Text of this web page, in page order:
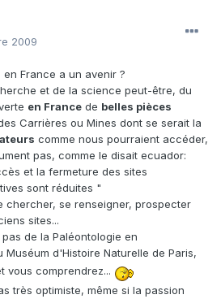
2009
France a un avenir ?
et de la science peut-être, du
en France de belles pièces
Carrières ou Mines dont se serait la
comme nous pourraient accéder,
pas, comme le disait ecuador:
et la fermeture des sites
sont réduites "
chercher, se renseigner, prospecter
sites...
de la Paléontologie en
Muséum d'Histoire Naturelle de Paris,
vous comprendrez...
très optimiste, même si la passion